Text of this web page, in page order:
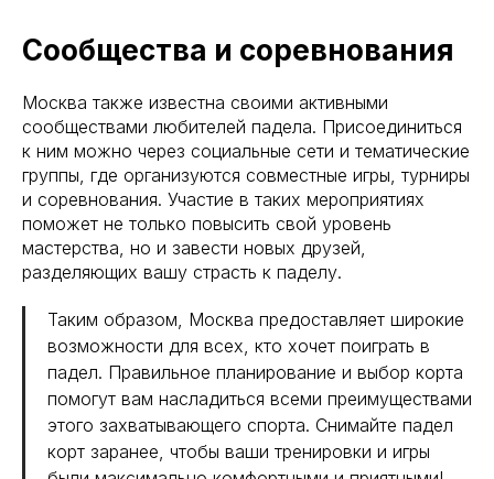
Сообщества и соревнования
Москва также известна своими активными
сообществами любителей падела. Присоединиться
к ним можно через социальные сети и тематические
группы, где организуются совместные игры, турниры
и соревнования. Участие в таких мероприятиях
поможет не только повысить свой уровень
мастерства, но и завести новых друзей,
разделяющих вашу страсть к паделу.
Таким образом, Москва предоставляет широкие
возможности для всех, кто хочет поиграть в
падел. Правильное планирование и выбор корта
помогут вам насладиться всеми преимуществами
этого захватывающего спорта. Снимайте падел
корт заранее, чтобы ваши тренировки и игры